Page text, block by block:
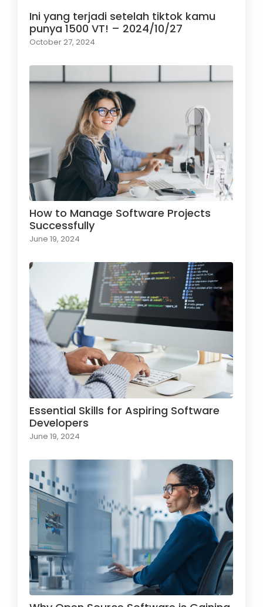
Ini yang terjadi setelah tiktok kamu
punya 1500 VT! – 2024/10/27
October 27, 2024
How to Manage Software Projects
Successfully
June 19, 2024
Essential Skills for Aspiring Software
Developers
June 19, 2024